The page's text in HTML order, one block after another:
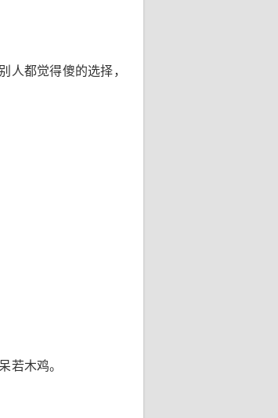
人都觉得傻的选择，
若木鸡。